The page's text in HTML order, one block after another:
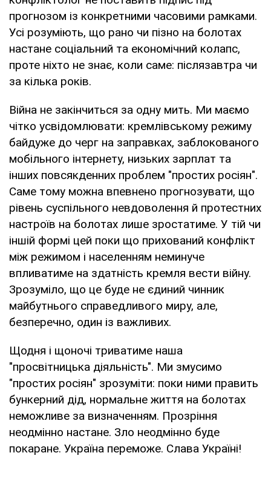
прогнозом із конкретними часовими рамками.
Усі розуміють, що рано чи пізно на болотах
настане соціальний та економічний колапс,
проте ніхто не знає, коли саме: післязавтра чи
за кілька років.
Війна не закінчиться за одну мить. Ми маємо
чітко усвідомлювати: кремлівському режиму
байдуже до черг на заправках, заблокованого
мобільного інтернету, низьких зарплат та
інших повсякденних проблем "простих росіян".
Саме тому можна впевнено прогнозувати, що
рівень суспільного невдоволення й протестних
настроїв на болотах лише зростатиме. У тій чи
іншій формі цей поки що прихований конфлікт
між режимом і населенням неминуче
впливатиме на здатність кремля вести війну.
Зрозуміло, що це буде не єдиний чинник
майбутнього справедливого миру, але,
безперечно, один із важливих.
Щодня і щоночі триватиме наша
"просвітницька діяльність". Ми змусимо
"простих росіян" зрозуміти: поки ними править
бункерний дід, нормальне життя на болотах
неможливе за визначенням. Прозріння
неодмінно настане. Зло неодмінно буде
покаране. Україна переможе. Слава Україні!